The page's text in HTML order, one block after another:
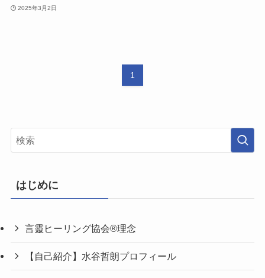
2025年3月2日
1
はじめに
言靈ヒーリング協会®理念
【自己紹介】水谷哲朗プロフィール